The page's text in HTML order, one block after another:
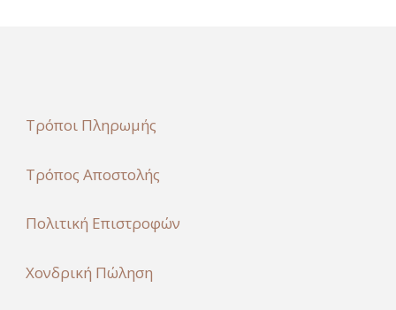
Τρόποι Πληρωμής
Τρόπος Αποστολής
Πολιτική Επιστροφών
Χονδρική Πώληση